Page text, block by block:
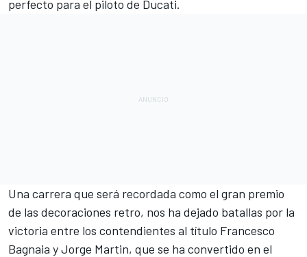
perfecto para el piloto de Ducati.
Una carrera que será recordada como el gran premio
de las decoraciones retro, nos ha dejado batallas por la
victoria entre los contendientes al título Francesco
Bagnaia y Jorge Martin, que se ha convertido en el